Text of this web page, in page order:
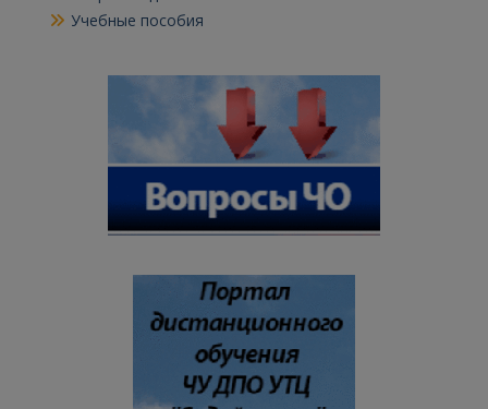
Учебные пособия